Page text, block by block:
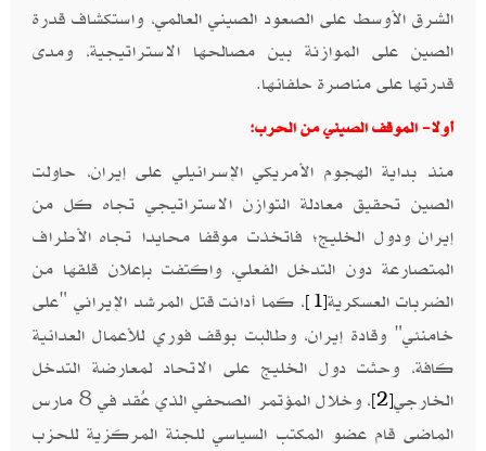
الشرق الأوسط على الصعود الصيني العالمي، واستكشاف قدرة
الصين على الموازنة بين مصالحها الاستراتيجية، ومدى
قدرتها على مناصرة حلفائها.
أولا- الموقف الصيني من الحرب:
منذ بداية الهجوم الأمريكي الإسرائيلي على إيران، حاولت
الصين تحقيق معادلة التوازن الاستراتيجي تجاه كل من
إيران ودول الخليج؛ فاتخذت موقفا محايدا تجاه الأطراف
المتصارعة دون التدخل الفعلي، واكتفت بإعلان قلقها من
الضربات العسكرية[1]، كما أدانت قتل المرشد الإيراني "على
خامنئي" وقادة إيران، وطالبت بوقف فوري للأعمال العدائية
كافة، وحثت دول الخليج على الاتحاد لمعارضة التدخل
الخارجي[2]
، وخلال المؤتمر الصحفي الذي عُقد في 8 مارس
الماضى قام عضو المكتب السياسي للجنة المركزية للحزب